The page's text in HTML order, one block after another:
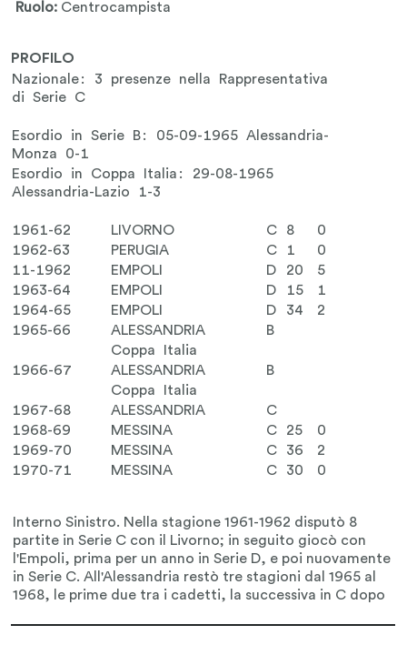
Ruolo: Centrocampista
PROFILO
Nazionale: 3 presenze nella Rappresentativa
di Serie C
Esordio in Serie B: 05-09-1965 Alessandria-
Monza 0-1
Esordio in Coppa Italia: 29-08-1965
Alessandria-Lazio 1-3
1961-62 LIVORNO C 8
0
1962-63
PERUGIA C 1
0
11-1962
EMPOLI D 20
5
1963-64
EMPOLI D 15
1
1964-65
EMPOLI D 34
2
1965-66
ALESSANDRIA
B
Coppa Italia
1966-67
ALESSANDRIA
B
Coppa Italia
1967-68
ALESSANDRIA
C
1968-69
MESSINA C 25
0
1969-70
MESSINA C 36
2
1970-71
MESSINA C 30 0